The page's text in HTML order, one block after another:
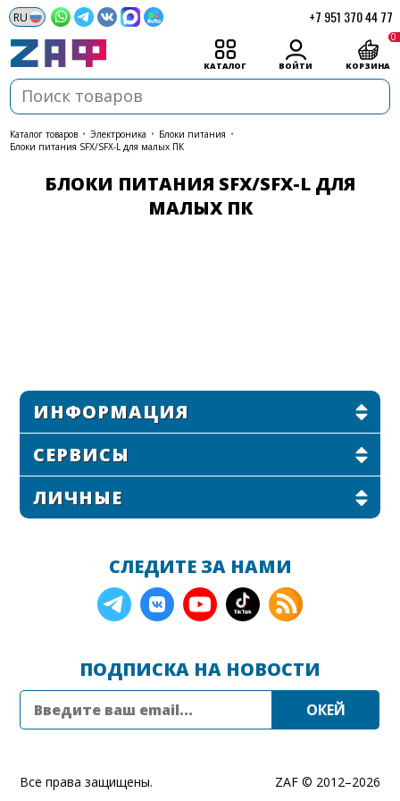
+7 951 370 44 77
КАТАЛОГ ВОЙТИ КОРЗИНА
0
каталог товаров • Электроника • Блоки питания •
Блоки питания SFX/SFX-L для малых ПК
БЛОКИ ПИТАНИЯ SFX/SFX-L ДЛЯ
МАЛЫХ ПК
ИНФОРМАЦИЯ
СЕРВИСЫ
ЛИЧНЫЕ
СЛЕДИТЕ ЗА НАМИ
ПОДПИСКА НА НОВОСТИ
ZAF © 2012–2026
Все права защищены.